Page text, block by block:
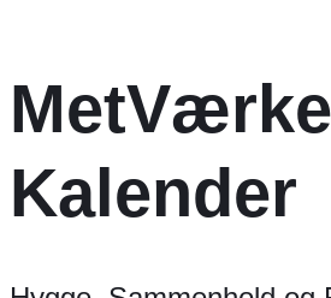
Kalender